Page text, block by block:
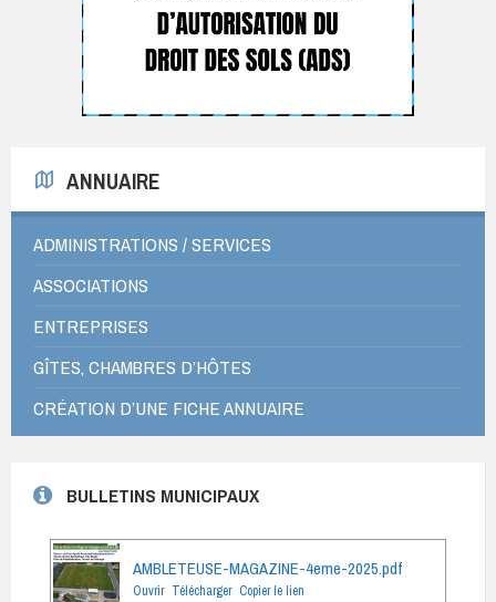
ANNUAIRE
ADMINISTRATIONS / SERVICES
ASSOCIATIONS
ENTREPRISES
GÎTES, CHAMBRES D’HÔTES
CRÉATION D’UNE FICHE ANNUAIRE
BULLETINS MUNICIPAUX
AMBLETEUSE-MAGAZINE-4eme-2025.pdf
Ouvrir Télécharger Copier le lien